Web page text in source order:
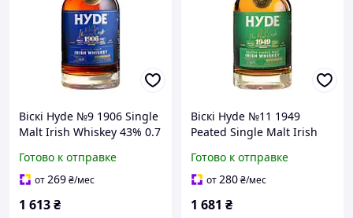
Віскі Hyde №9 1906 Single
Malt Irish Whiskey 43% 0.7
Готово к отправке
от269₴/мес
1 613₴
Віскі Hyde №11 1949
Peated Single Malt Irish
Готово к отправке
от280₴/мес
1 681 ₴